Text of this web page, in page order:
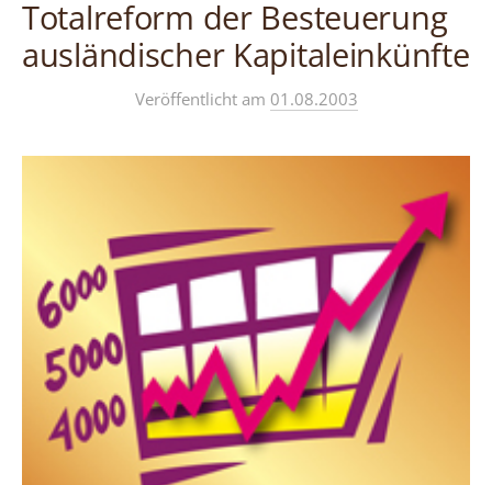
Totalreform der Besteuerung
ausländischer Kapitaleinkünfte
Veröffentlicht am 01.08.2003